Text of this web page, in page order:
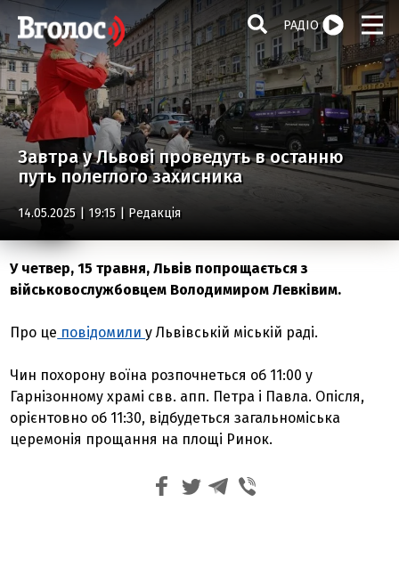
РАДІО
Завтра у Львові проведуть в останню
путь полеглого захисника
14.05.2025 | 19:15 | Редакція
У четвер, 15 травня, Львів попрощається з
військовослужбовцем Володимиром Левківим.
Про це повідомилиу Львівській міській раді.
Чин похорону воїна розпочнеться об 11:00 у
Гарнізонному храмі свв. апп. Петра і Павла. Опісля,
орієнтовно об 11:30, відбудеться загальноміська
церемонія прощання на площі Ринок.